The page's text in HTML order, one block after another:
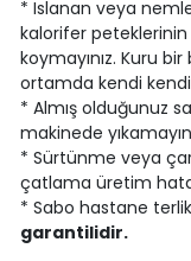
* Islanan veya
kalorifer peteklerinin
koymayınız. Kuru
ortamda kendi
* Almış olduğunuz
makinede
* Sürtünme veya
çatlama üretim
* Sabo hastane terlik
garantilidir.